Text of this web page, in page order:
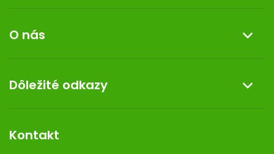
i
Reklamácia a vrátenie tovaru
Doprava a platba
Darček k nákupu
O nás
Kontakt
Dermocentrum
Dôležité odkazy
Rozhodnutie na prevádzku
Kontakt